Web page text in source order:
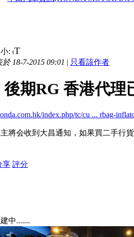
: tT
於 18-7-2015 09:01 | 只看該作者
後期RG 香港代理
index.php/tc/cu ... rbag-
將会收到大昌通知，如果買二手行
享 評分
中.......